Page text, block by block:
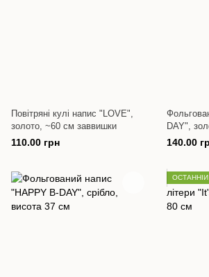
Повітряні кулі напис "LOVE",
золото, ~60 см заввишки
110.00 грн
Фольгований
DAY",
140.00